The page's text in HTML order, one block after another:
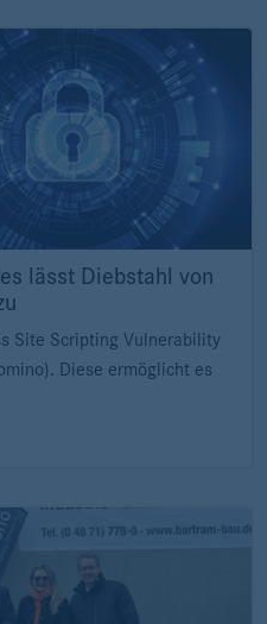
lässt Diebstahl von
Site Scripting Vulnerability
Diese ermöglicht es